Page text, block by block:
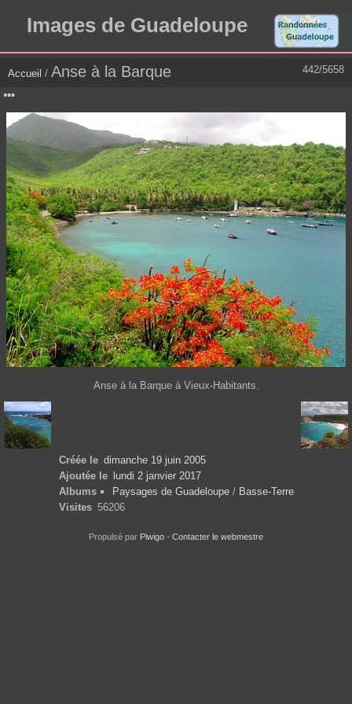
Images de Guadeloupe
442/5658
Accueil / Anse à la Barque
Anse à la Barque à Vieux-Habitants.
Créée le dimanche 19 juin 2005
Ajoutée le
lundi 2 janvier 2017
Albums
Paysages de Guadeloupe/ Basse-Terre
Visites 56206
Propulsé par Piwigo - Contacter le webmestre